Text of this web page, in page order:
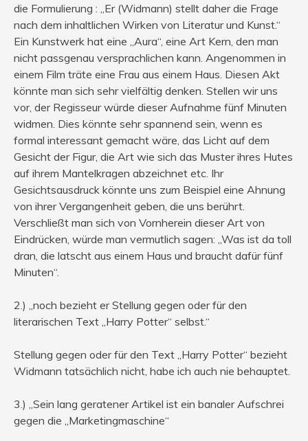
die Formulierung : „Er (Widmann) stellt daher die Frage
nach dem inhaltlichen Wirken von Literatur und Kunst.“
Ein Kunstwerk hat eine „Aura“, eine Art Kern, den man
nicht passgenau versprachlichen kann. Angenommen in
einem Film träte eine Frau aus einem Haus. Diesen Akt
könnte man sich sehr vielfältig denken. Stellen wir uns
vor, der Regisseur würde dieser Aufnahme fünf Minuten
widmen. Dies könnte sehr spannend sein, wenn es
formal interessant gemacht wäre, das Licht auf dem
Gesicht der Figur, die Art wie sich das Muster ihres Hutes
auf ihrem Mantelkragen abzeichnet etc. Ihr
Gesichtsausdruck könnte uns zum Beispiel eine Ahnung
von ihrer Vergangenheit geben, die uns berührt.
Verschließt man sich von Vornherein dieser Art von
Eindrücken, würde man vermutlich sagen: „Was ist da toll
dran, die latscht aus einem Haus und braucht dafür fünf
Minuten“.
2.) „noch bezieht er Stellung gegen oder für den
literarischen Text „Harry Potter“ selbst.“
Stellung gegen oder für den Text „Harry Potter“ bezieht
Widmann tatsächlich nicht, habe ich auch nie behauptet.
3.) „Sein lang geratener Artikel ist ein banaler Aufschrei
gegen die „Marketingmaschine“